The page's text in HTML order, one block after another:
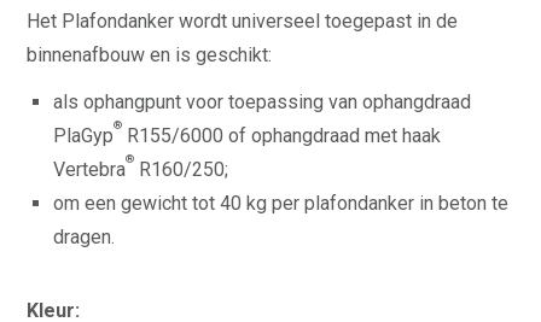
Het Plafondanker wordt universeel toegepast in de
binnenafbouw en is geschikt:
als ophangpunt voor toepassing van ophangdraad
PlaGyp® R155/6000 of ophangdraad met haak
Vertebra® R160/250;
om een gewicht tot 40 kg per plafondanker in beton te
dragen.
Kleur: